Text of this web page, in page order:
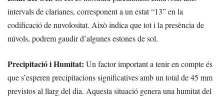
intervals de clarianes, corresponent a un estat “13” en la
codificació de nuvolositat. Això indica que tot i la presència de
núvols, podrem gaudir d’algunes estones de sol.
Precipitació i Humitat: Un factor important a tenir en compte és
que s’esperen precipitacions significatives amb un total de 45 mm
previstos al llarg del dia. Aquesta situació genera una humitat del